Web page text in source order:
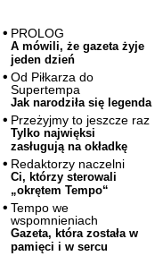
PROLOG
A mówili, że gazeta żyje
jeden dzień
Od Piłkarza do
Supertempa
Jak narodziła się legenda
Przeżyjmy to jeszcze raz
Tylko najwięksi
zasługują na okładkę
Redaktorzy naczelni
Ci, którzy sterowali
„okrętem Tempo“
Tempo we
wspomnieniach
Gazeta, która została w
pamięci i w sercu